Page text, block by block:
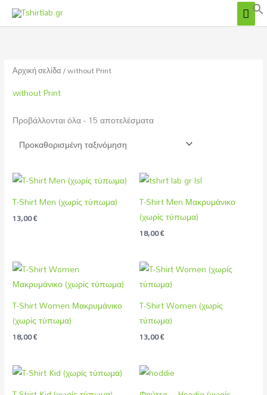
Μετάβαση
στο
Αρχική σελίδα/ without Print
without Print
Προβάλλονται όλα - 15 αποτελέσματα
T-Shirt Men (χωρίς τύπωμα)
13,00€
T-Shirt Men Μακρυμάνικο
(χωρίς τύπωμα)
18,00€
T-Shirt Women Μακρυμάνικο
(χωρίς τύπωμα)
18,00€
T-Shirt Women (χωρίς
τύπωμα)
13,00€